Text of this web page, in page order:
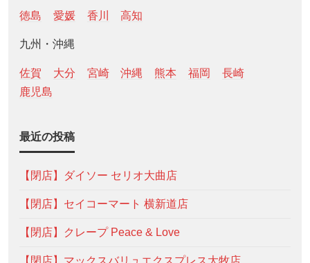
徳島 愛媛 香川 高知
九州・沖縄
佐賀 大分 宮崎 沖縄 熊本 福岡
長崎
鹿児島
最近の投稿
【閉店】ダイソー セリオ大曲店
【閉店】セイコーマート 横新道店
【閉店】クレープ Peace & Love